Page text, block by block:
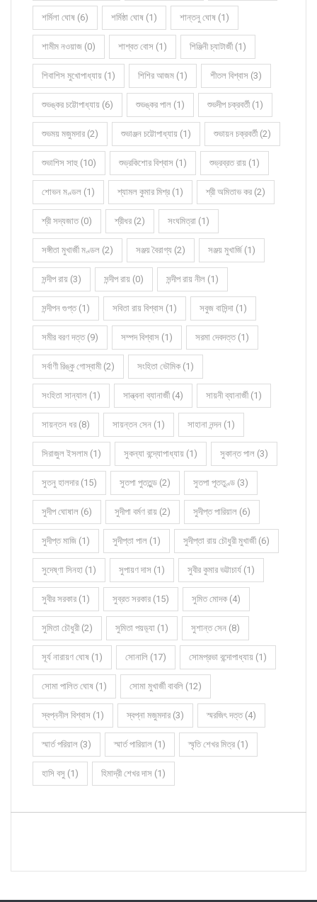
শর্মিলা ঘোষ (6) শর্মিষ্ঠা ঘোষ (1) শান্তনু ঘোষ (1)
শামীম নওয়াজ (0) শাশ্বত বোস (1) শিঞ্জিনী চ্যাটার্জী (1)
শিবাশিস মুখোপাধ্যায় (1) শিশির আজম (1) শীতল বিশ্বাস (3)
শুভঙ্কর চট্টোপাধ্যায় (6) শুভঙ্কর পাল (1) শুভদীপ চক্রবর্তী (1)
শুভময় মজুমদার (2) শুভাঞ্জন চট্টোপাধ্যায় (1) শুভায়ন চক্রবর্তী (2)
শুভাশিস সাহু (10) শুভ্রকিশোর বিশ্বাস (1) শুভ্রব্রত রায় (1)
শোভন মণ্ডল (1) শ্যামল কুমার মিশ্র (1) শ্রী অমিতাভ কর (2)
শ্রী সদ্যজাত (0) শ্রীধর (2) সংঘমিত্রা (1)
সঙ্গীতা মুখার্জী মণ্ডল (2) সঞ্জয় বৈরাগ্য (2) সঞ্জয় মুখার্জি (1)
সন্দীপ রায় (3) সন্দীপ রায় (0) সন্দীপ রায় নীল (1)
সন্দীপন গুপ্ত (1) সবিতা রায় বিশ্বাস (1) সবুজ বাসিন্দা (1)
সমীর বরণ দত্ত (9) সম্পদ বিশ্বাস (1) সরমা দেবদত্ত (1)
সর্বাণী রিঙ্কু গোস্বামী (2) সংহিতা ভৌমিক (1)
সংহিতা সান্যাল (1) সান্ত্বনা ব্যানার্জী (4) সায়নী ব্যানার্জী (1)
সায়ন্তন ধর (8) সায়ন্তন সেন (1) সাহানা নন্দন (1)
সিরাজুল ইসলাম (1) সুকন্যা বন্দ্যোপাধ্যায় (1) সুকান্ত পাল (3)
সুতনু হালদার (15) সুতপা পুততুন্ড (2) সুতপা পূততুণ্ড (3)
সুদীপ ঘোষাল (6) সুদীপা বর্মণ রায় (2) সুদীপ্ত পারিয়াল (6)
সুদীপ্ত মাজি (1) সুদীপ্তা পাল (1) সুদীপ্তা রায় চৌধুরী মুখার্জী (6)
সুদেষ্ণা সিনহা (1) সুপায়ণ দাস (1) সুবীর কুমার ভট্টাচার্য (1)
সুবীর সরকার (1) সুব্রত সরকার (15) সুমিত মোদক (4)
সুমিতা চৌধুরী (2) সুমিতা পয়ড়্যা (1) সুশান্ত সেন (8)
সূর্য নারায়ণ ঘোষ (1) সোনালি (17) সোমপ্রভা বন্দোপাধ্যায় (1)
সোমা পালিত ঘোষ (1) সোমা মুখার্জী বাবলি (12)
স্বপ্ননীল বিশ্বাস (1) স্বপ্না মজুমদার (3) স্মরজিৎ দত্ত (4)
স্মার্ত পরিয়াল (3) স্মার্ত পারিয়াল (1) স্মৃতি শেখর মিত্র (1)
হাসি বসু (1) হিমাদ্রী শেখর দাস (1)